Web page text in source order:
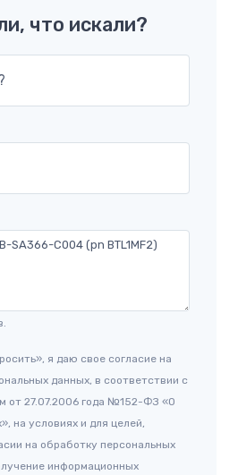
что искали?
я даю свое согласие на
данных, в соответствии с
от 27.07.2006 года №152-ФЗ «О
на условиях и для целей,
на обработку персональных
информационных